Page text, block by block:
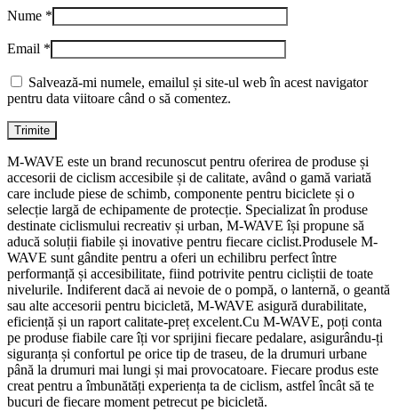
Nume *
Email *
Salvează-mi numele, emailul și site-ul web în acest navigator
pentru data viitoare când o să comentez.
M-WAVE este un brand recunoscut pentru oferirea de produse și
accesorii de ciclism accesibile și de calitate, având o gamă variată
care include piese de schimb, componente pentru biciclete și o
selecție largă de echipamente de protecție. Specializat în produse
destinate ciclismului recreativ și urban, M-WAVE își propune să
aducă soluții fiabile și inovative pentru fiecare ciclist.Produsele M-
WAVE sunt gândite pentru a oferi un echilibru perfect între
performanță și accesibilitate, fiind potrivite pentru cicliștii de toate
nivelurile. Indiferent dacă ai nevoie de o pompă, o lanternă, o geantă
sau alte accesorii pentru bicicletă, M-WAVE asigură durabilitate,
eficiență și un raport calitate-preț excelent.Cu M-WAVE, poți conta
pe produse fiabile care îți vor sprijini fiecare pedalare, asigurându-ți
siguranța și confortul pe orice tip de traseu, de la drumuri urbane
până la drumuri mai lungi și mai provocatoare. Fiecare produs este
creat pentru a îmbunătăți experiența ta de ciclism, astfel încât să te
bucuri de fiecare moment petrecut pe bicicletă.